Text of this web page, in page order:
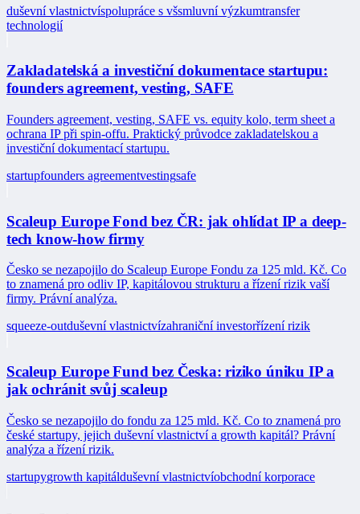
duševní vlastnictvíspolupráce s všsmluvní výzkumtransfer
technologií
Zakladatelská a investiční dokumentace startupu:
founders agreement, vesting, SAFE
Founders agreement, vesting, SAFE vs. equity kolo, term sheet a
ochrana IP při spin-offu. Praktický průvodce zakladatelskou a
investiční dokumentací startupu.
startupfounders agreementvestingsafe
Scaleup Europe Fond bez ČR: jak ohlídat IP a deep-
tech know-how firmy
Česko se nezapojilo do Scaleup Europe Fondu za 125 mld. Kč. Co
to znamená pro odliv IP, kapitálovou strukturu a řízení rizik vaší
firmy. Právní analýza.
squeeze-outduševní vlastnictvízahraniční investorřízení rizik
Scaleup Europe Fund bez Česka: riziko úniku IP a
jak ochránit svůj scaleup
Česko se nezapojilo do fondu za 125 mld. Kč. Co to znamená pro
české startupy, jejich duševní vlastnictví a growth kapitál? Právní
analýza a řízení rizik.
startupygrowth kapitálduševní vlastnictvíobchodní korporace